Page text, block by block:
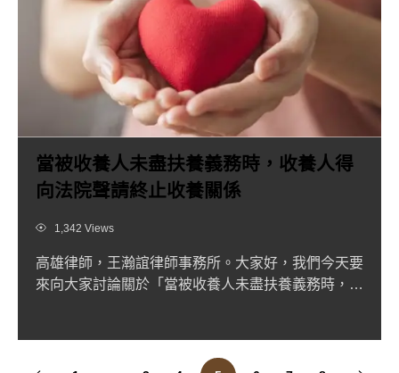
當被收養人未盡扶養義務時，收養人得
向法院聲請終止收養關係
Views1,342 Views
高雄律師，王瀚誼律師事務所。大家好，我們今天要
來向大家討論關於「當被收養人未盡扶養義務時，收